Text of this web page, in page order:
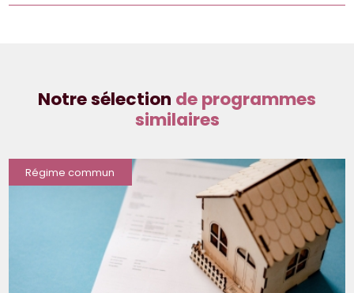
Notre sélection de programmes
similaires
Régime commun